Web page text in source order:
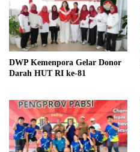
DWP Kemenpora Gelar Donor
Darah HUT RI ke-81